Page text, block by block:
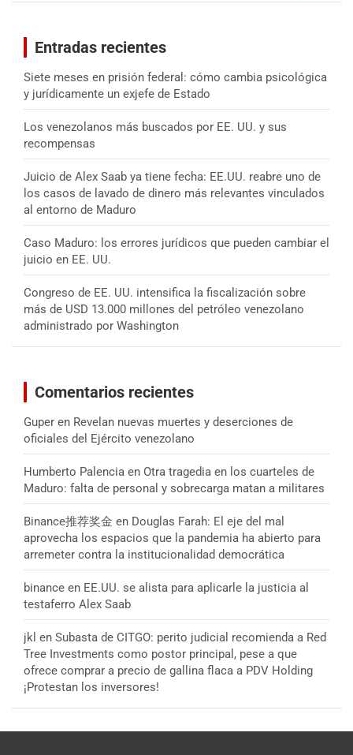
Entradas recientes
Siete meses en prisión federal: cómo cambia psicológica
y jurídicamente un exjefe de Estado
Los venezolanos más buscados por EE. UU. y sus
recompensas
Juicio de Alex Saab ya tiene fecha: EE.UU. reabre uno de
los casos de lavado de dinero más relevantes vinculados
al entorno de Maduro
Caso Maduro: los errores jurídicos que pueden cambiar el
juicio en EE. UU.
Congreso de EE. UU. intensifica la fiscalización sobre
más de USD 13.000 millones del petróleo venezolano
administrado por Washington
Comentarios recientes
Guper en Revelan nuevas muertes y deserciones de
oficiales del Ejército venezolano
Humberto Palencia en Otra tragedia en los cuarteles de
Maduro: falta de personal y sobrecarga matan a militares
Binance推荐奖金 en Douglas Farah: El eje del mal
aprovecha los espacios que la pandemia ha abierto para
arremeter contra la institucionalidad democrática
binance en EE.UU. se alista para aplicarle la justicia al
testaferro Alex Saab
jkl en Subasta de CITGO: perito judicial recomienda a Red
Tree Investments como postor principal, pese a que
ofrece comprar a precio de gallina flaca a PDV Holding
¡Protestan los inversores!